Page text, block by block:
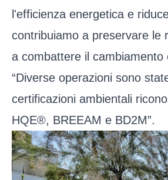
l'efficienza energetica e
contribuiamo a preservare le
a combattere il cambiamento
“Diverse operazioni sono
certificazioni ambientali
HQE®, BREEAM e BD2M”.